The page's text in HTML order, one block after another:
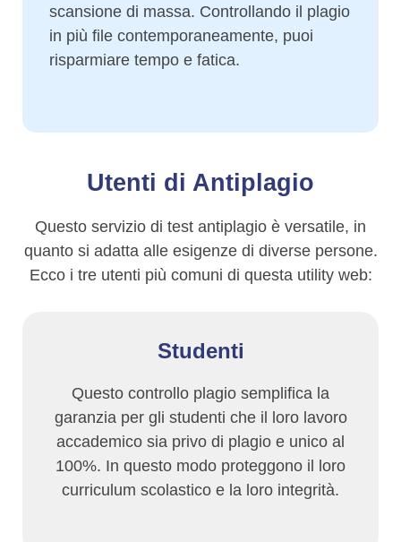
scansione di massa. Controllando il plagio
in più file contemporaneamente, puoi
risparmiare tempo e fatica.
Utenti di Antiplagio
Questo servizio di test antiplagio è versatile, in
quanto si adatta alle esigenze di diverse persone.
Ecco i tre utenti più comuni di questa utility web:
Studenti
Questo controllo plagio semplifica la
garanzia per gli studenti che il loro lavoro
accademico sia privo di plagio e unico al
100%. In questo modo proteggono il loro
curriculum scolastico e la loro integrità.